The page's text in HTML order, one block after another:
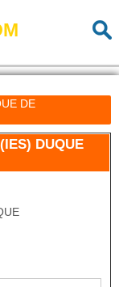
DE
DUQUE